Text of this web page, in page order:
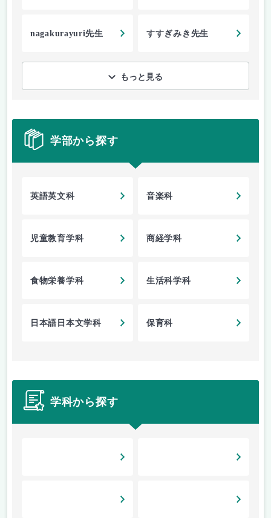
nagakurayuri先生 すすぎみき先生
もっと見る
学部から探す
英語英文科 音楽科
児童教育学科 商経学科
食物栄養学科 生活科学科
日本語日本文学科 保育科
学科から探す